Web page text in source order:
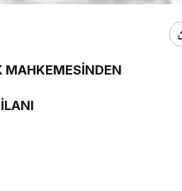
MAHKEMESİNDEN